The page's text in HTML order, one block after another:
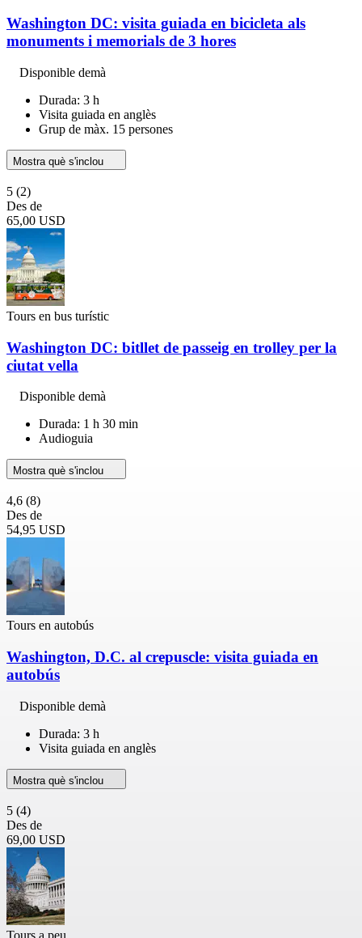
Washington DC: visita guiada en bicicleta als
monuments i memorials de 3 hores
Disponible demà
Durada: 3 h
Visita guiada en anglès
Grup de màx. 15 persones
Mostra què s'inclou
5 (2)
Des de
65,00 USD
Tours en bus turístic
Washington DC: bitllet de passeig en trolley per la
ciutat vella
Disponible demà
Durada: 1 h 30 min
Audioguia
Mostra què s'inclou
4,6 (8)
Des de
54,95 USD
Tours en autobús
Washington, D.C. al crepuscle: visita guiada en
autobús
Disponible demà
Durada: 3 h
Visita guiada en anglès
Mostra què s'inclou
5 (4)
Des de
69,00 USD
Tours a peu